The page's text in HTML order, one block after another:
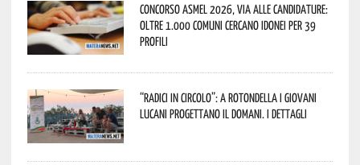
Concorso Asmel 2026, via alle candidature:
oltre 1.000 Comuni cercano idonei per 39
profili
“Radici in Circolo”: a Rotondella i giovani
lucani progettano il domani. I dettagli